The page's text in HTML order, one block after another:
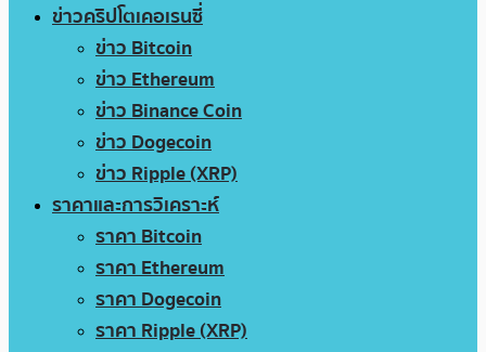
ข่าวคริปโตเคอเรนซี่
ข่าว Bitcoin
ข่าว Ethereum
ข่าว Binance Coin
ข่าว Dogecoin
ข่าว Ripple (XRP)
ราคาและการวิเคราะห์
ราคา Bitcoin
ราคา Ethereum
ราคา Dogecoin
ราคา Ripple (XRP)